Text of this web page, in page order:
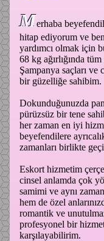
Merhaba
hitap ediyorum ve
yardımcı olmak için
68 kg ağırlığında
Şampanya saçları
bir güzelliğe sahibim.
Dokunduğunuzda
pürüzsüz bir tene
her zaman en iyi
beyefendilere
zamanları birlikte
Eskort hizmetim
cinsel anlamda çok
samimi ve aynı
hem de özel
romantik ve
profesyonel bir
karşılayabilirim.